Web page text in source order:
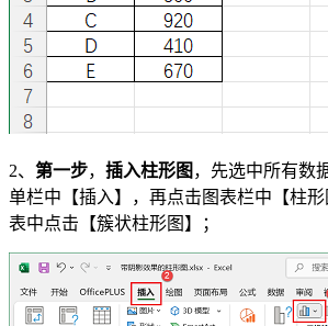
2、 第一步， 插入柱形图 ，先选中所有数
单栏中【插入】，再点击图表栏中【柱
表中点击【簇状柱形图】；